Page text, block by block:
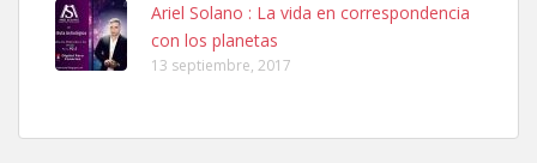
Adopcion
Busco casa de acogida para mi perrita ya que por temas de trabajo
no la puedo tener. Solo gente r...
Ariel Solano : La vida en correspondencia
con los planetas
13 septiembre, 2017